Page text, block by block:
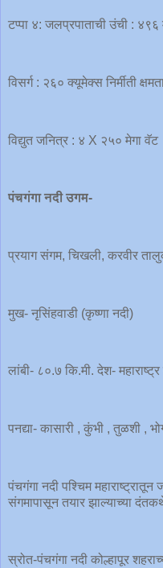
टप्पा ४: जलप्रपाताची उंची : ४९६
विसर्ग : २६० क्यूमेक्स निर्मीती
विद्युत जनित्र : ४ X २५० मेगा वॅट
पंचगंगा नदीउगम-
प्रयाग संगम, चिखली, करवीर
मुख- नृसिंहवाडी (कृष्णा नदी)
लांबी- ८०.७ कि.मी. देश-
पनद्या- कासारी , कुंभी , तुळशी ,
पंचगंगा नदी पश्चिम महाराष्ट्रातून
संगमापासून तयार झाल्याच्या
स्रोत-पंचगंगा नदी कोल्हापूर